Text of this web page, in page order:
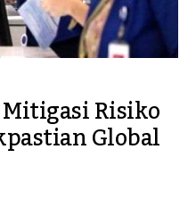
Risiko
Global